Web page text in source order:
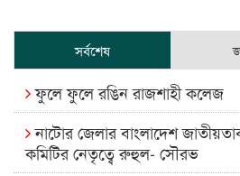
সর্বশেষ
ফুলে ফুলে রঙিন রাজশাহী কলেজ
নাটোর জেলার বাংলাদেশ
কমিটির নেতৃত্বে রুহুল- সৌরভ